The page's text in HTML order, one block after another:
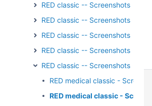
RED classic -- Screenshots -
RED classic -- Screenshots -
RED classic -- Screenshots -
RED classic -- Screenshots -
RED classic -- Screenshots -
RED medical classic -
RED medical classic -